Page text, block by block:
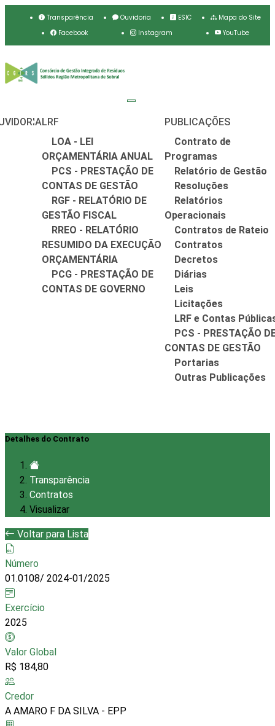
Transparência Ouvidoria ESIC
Mapa do Site
Facebook
Instagram YouTube
LRF
LOA - LEI
ORÇAMENTÁRIA ANUAL
PCS - PRESTAÇÃO DE
CONTAS DE GESTÃO
RGF - RELATÓRIO DE
GESTÃO FISCAL
RREO - RELATÓRIO
RESUMIDO DA EXECUÇÃO
ORÇAMENTÁRIA
PCG - PRESTAÇÃO DE
CONTAS DE GOVERNO
PUBLICAÇÕES
Contrato de
Programas
Relatório de Gestão
Resoluções
Relatórios
Operacionais
Contratos de Rateio
Contratos
Decretos
Diárias
Leis
Licitações
LRF e Contas
PCS - PRESTAÇÃO
CONTAS DE GESTÃO
Portarias
Outras Publicações
Detalhes do Contrato
Transparência
Contratos
Visualizar
Voltar para Lista
Número
01.0108/ 2024-01/2025
Exercício
2025
Valor Global
R$ 184,80
Credor
A AMARO F DA SILVA - EPP